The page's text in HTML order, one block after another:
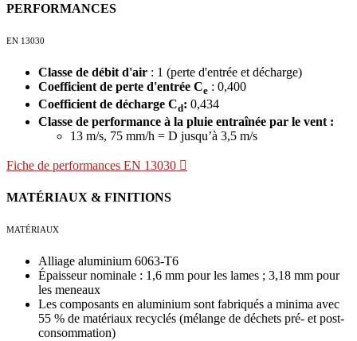
PERFORMANCES
EN 13030
Classe de débit d'air : 1 (perte d'entrée et décharge)
Coefficient de perte d'entrée Ce : 0,400
Coefficient de décharge Cd: 0,434
Classe de performance à la pluie entraînée par le vent :
13 m/s, 75 mm/h = D jusqu’à 3,5 m/s
Fiche de performances EN 13030
MATÉRIAUX & FINITIONS
MATÉRIAUX
Alliage aluminium 6063-T6
Épaisseur nominale : 1,6 mm pour les lames ; 3,18 mm pour
les meneaux
Les composants en aluminium sont fabriqués a minima avec
55 % de matériaux recyclés (mélange de déchets pré- et post-
consommation)